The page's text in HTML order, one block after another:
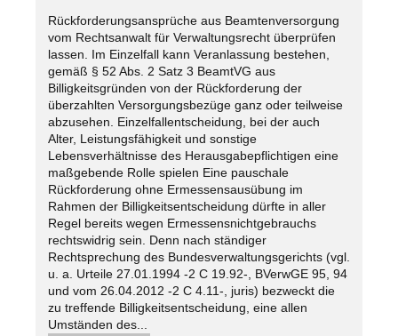
Rückforderungsansprüche aus Beamtenversorgung
vom Rechtsanwalt für Verwaltungsrecht überprüfen
lassen. Im Einzelfall kann Veranlassung bestehen,
gemäß § 52 Abs. 2 Satz 3 BeamtVG aus
Billigkeitsgründen von der Rückforderung der
überzahlten Versorgungsbezüge ganz oder teilweise
abzusehen. Einzelfallentscheidung, bei der auch
Alter, Leistungsfähigkeit und sonstige
Lebensverhältnisse des Herausgabepflichtigen eine
maßgebende Rolle spielen Eine pauschale
Rückforderung ohne Ermessensausübung im
Rahmen der Billigkeitsentscheidung dürfte in aller
Regel bereits wegen Ermessensnichtgebrauchs
rechtswidrig sein. Denn nach ständiger
Rechtsprechung des Bundesverwaltungsgerichts (vgl.
u. a. Urteile 27.01.1994 -2 C 19.92-, BVerwGE 95, 94
und vom 26.04.2012 -2 C 4.11-, juris) bezweckt die
zu treffende Billigkeitsentscheidung, eine allen
Umständen des...